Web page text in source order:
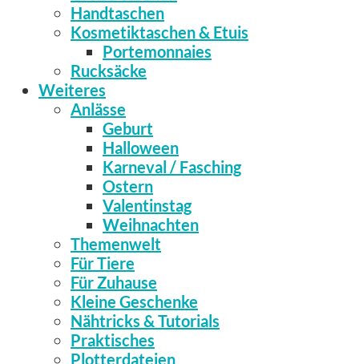
Handtaschen
Kosmetiktaschen & Etuis
Portemonnaies
Rucksäcke
Weiteres
Anlässe
Geburt
Halloween
Karneval / Fasching
Ostern
Valentinstag
Weihnachten
Themenwelt
Für Tiere
Für Zuhause
Kleine Geschenke
Nähtricks & Tutorials
Praktisches
Plotterdateien